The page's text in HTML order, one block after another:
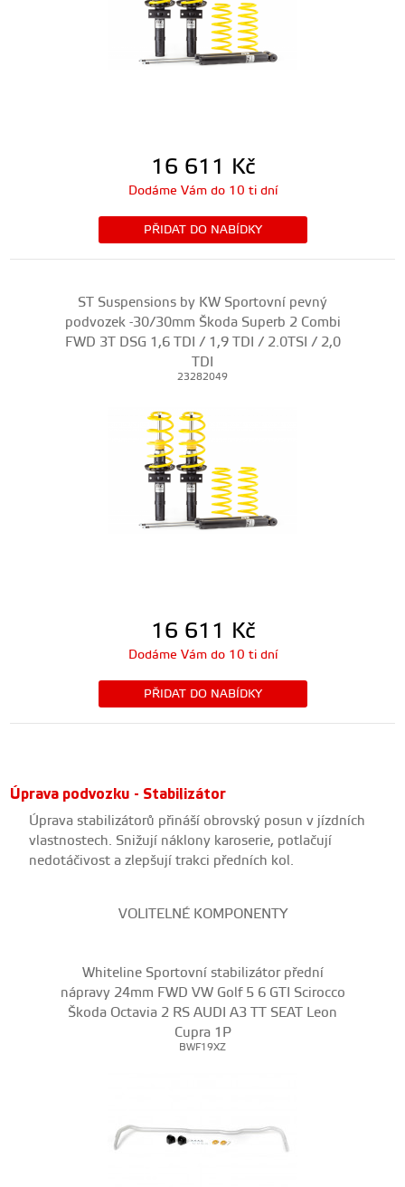
16 611 Kč
Dodáme Vám do 10 ti dní
PŘIDAT DO NABÍDKY
ST Suspensions by KW Sportovní pevný
podvozek -30/30mm Škoda Superb 2 Combi
FWD 3T DSG 1,6 TDI / 1,9 TDI / 2.0TSI / 2,0
TDI
23282049
16 611 Kč
Dodáme Vám do 10 ti dní
PŘIDAT DO NABÍDKY
Úprava podvozku - Stabilizátor
Úprava stabilizátorů přináší obrovský posun v jízdních
vlastnostech. Snižují náklony karoserie, potlačují
nedotáčivost a zlepšují trakci předních kol.
VOLITELNÉ KOMPONENTY
Whiteline Sportovní stabilizátor přední
nápravy 24mm FWD VW Golf 5 6 GTI Scirocco
Škoda Octavia 2 RS AUDI A3 TT SEAT Leon
Cupra 1P
BWF19XZ